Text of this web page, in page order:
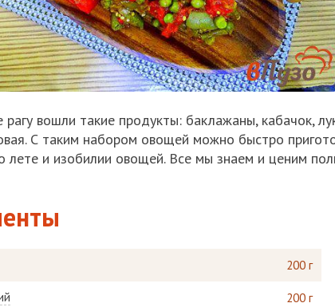
вошли такие продукты: баклажаны, кабачок,
С таким набором овощей можно быстро
лете и изобилии овощей. Все мы знаем и ценим
200 г
200 г